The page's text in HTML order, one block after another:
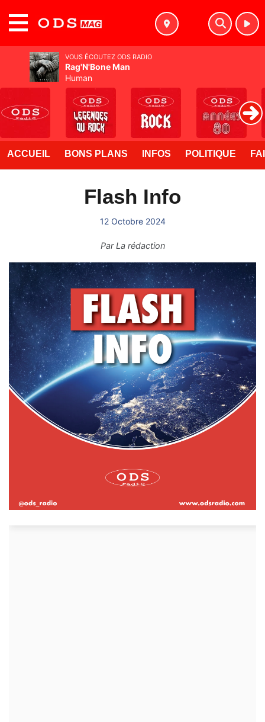
ACCUEIL BONS PLANS INFOS POLITIQUE
Flash Info
12 Octobre 2024
ParLa rédaction
VOUS ÉCOUTEZ ODS RADIO
Rag'N'Bone Man
Human